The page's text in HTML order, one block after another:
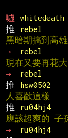
噓
whitedeath
推
rebel
黑暗期搞到高
→
rebel
現在又要再花
→
rebel
推
hsw0502
人喜歡這樣
推
ru04hj4
應該超爽的 子
→
ru04hj4